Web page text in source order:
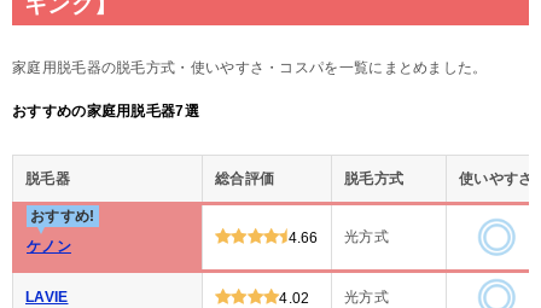
家庭用脱毛器の脱毛方式・使いやすさ・コスパを一覧にまとめました。
おすすめの家庭用脱毛器7選
脱毛器 総合評価 脱毛方式 使いやすさ
おすすめ!
ケノン
4.66 光方式
LAVIE 4.02 光方式